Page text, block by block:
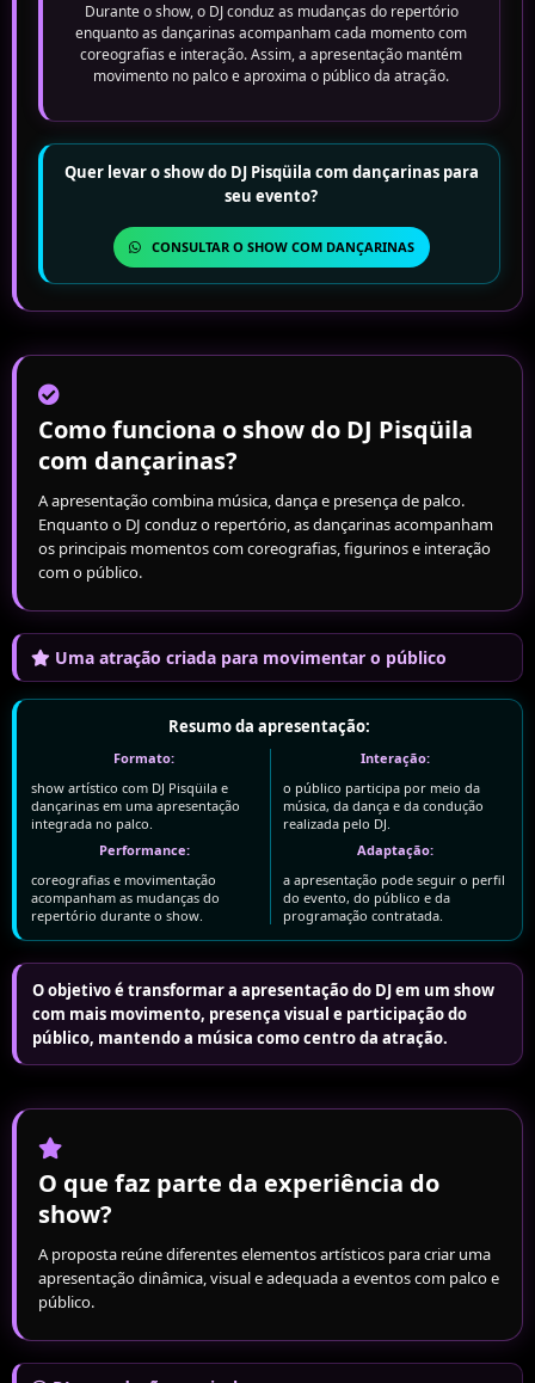
Durante o show, o DJ conduz as mudanças do repertório
enquanto as dançarinas acompanham cada momento com
coreografias e interação. Assim, a apresentação mantém
movimento no palco e aproxima o público da atração.
Quer levar o show do DJ Pisqüila com dançarinas para
seu evento?
CONSULTAR O SHOW COM DANÇARINAS
Como funciona o show do DJ Pisqüila
com dançarinas?
A apresentação combina música, dança e presença de palco.
Enquanto o DJ conduz o repertório, as dançarinas acompanham
os principais momentos com coreografias, figurinos e interação
com o público.
Uma atração criada para movimentar o público
Resumo da apresentação:
Formato:
show artístico com DJ Pisqüila e
dançarinas em uma apresentação
integrada no palco.
Performance:
coreografias e movimentação
acompanham as mudanças do
repertório durante o show.
Interação:
o público participa por meio da
música, da dança e da condução
realizada pelo DJ.
Adaptação:
a apresentação pode seguir o perfil
do evento, do público e da
programação contratada.
O objetivo é transformar a apresentação do DJ em um show
com mais movimento, presença visual e participação do
público, mantendo a música como centro da atração.
O que faz parte da experiência do
show?
A proposta reúne diferentes elementos artísticos para criar uma
apresentação dinâmica, visual e adequada a eventos com palco e
público.